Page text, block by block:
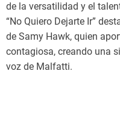
de la versatilidad y el
“No Quiero Dejarte Ir”
de Samy Hawk, quien
contagiosa, creando una
voz de Malfatti.